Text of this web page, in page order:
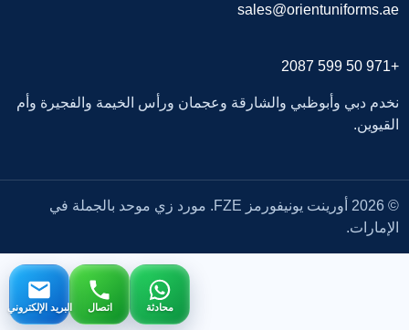
sales@orientuniforms.ae
+971 50 599 2087
نخدم دبي وأبوظبي والشارقة وعجمان ورأس الخيمة والفجيرة وأم
القيوين.
© 2026 أورينت يونيفورمز FZE. مورد زي موحد بالجملة في
الإمارات.
محادثة اتصال البريد الإلكتروني